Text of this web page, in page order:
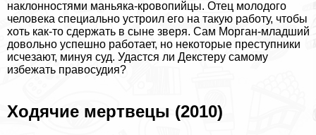
наклонностями маньяка-кровопийцы. Отец молодого
человека специально устроил его на такую работу, чтобы
хоть как-то сдержать в сыне зверя. Сам Морган-младший
довольно успешно работает, но некоторые преступники
исчезают, минуя суд. Удастся ли Декстеру самому
избежать правосудия?
Ходячие мертвецы (2010)